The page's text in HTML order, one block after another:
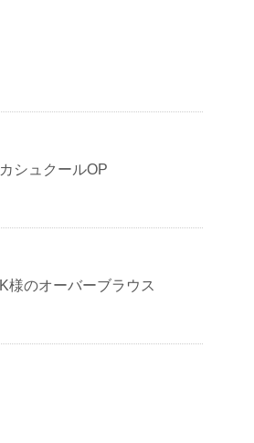
カシュクールOP
K様のオーバーブラウス